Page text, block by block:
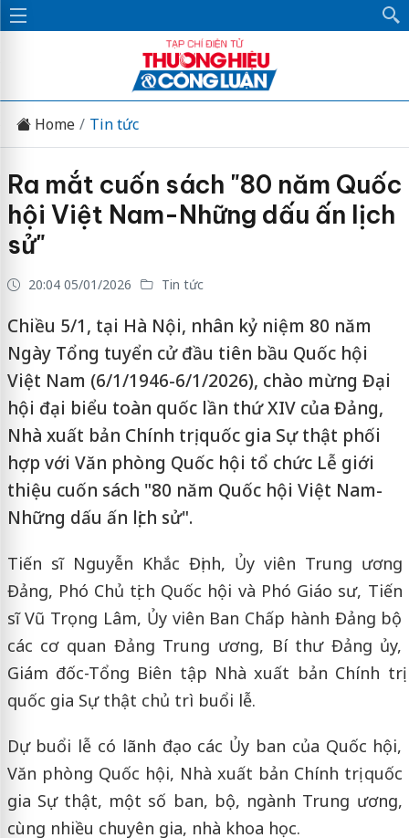
Home Tin tức
Ra mắt cuốn sách "80 năm Quốc
hội Việt Nam-Những dấu ấn lịch
sử"
20:04 05/01/2026 Tin tức
Chiều 5/1, tại Hà Nội, nhân kỷ niệm 80 năm
Ngày Tổng tuyển cử đầu tiên bầu Quốc hội
Việt Nam (6/1/1946-6/1/2026), chào mừng Đại
hội đại biểu toàn quốc lần thứ XIV của Đảng,
Nhà xuất bản Chính trị quốc gia Sự thật phối
hợp với Văn phòng Quốc hội tổ chức Lễ giới
thiệu cuốn sách "80 năm Quốc hội Việt Nam-
Những dấu ấn lịch sử".
Tiến sĩ Nguyễn Khắc Định, Ủy viên Trung ương
Đảng, Phó Chủ tịch Quốc hội và Phó Giáo sư, Tiến
sĩ Vũ Trọng Lâm, Ủy viên Ban Chấp hành Đảng bộ
các cơ quan Đảng Trung ương, Bí thư Đảng ủy,
Giám đốc-Tổng Biên tập Nhà xuất bản Chính trị
quốc gia Sự thật chủ trì buổi lễ.
Dự buổi lễ có lãnh đạo các Ủy ban của Quốc hội,
Văn phòng Quốc hội, Nhà xuất bản Chính trị quốc
gia Sự thật, một số ban, bộ, ngành Trung ương,
cùng nhiều chuyên gia, nhà khoa học.